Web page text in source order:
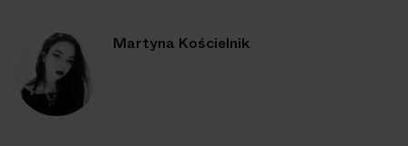
Martyna Kościelnik